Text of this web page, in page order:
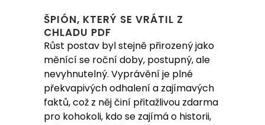
ŠPIÓN, KTERÝ SE VRÁTIL Z
CHLADU PDF
Růst postav byl stejně přirozený jako
měnící se roční doby, postupný, ale
nevyhnutelný. Vyprávění je plné
překvapivých odhalení a zajímavých
faktů, což z něj činí přitažlivou zdarma
pro kohokoli, kdo se zajímá o historii,